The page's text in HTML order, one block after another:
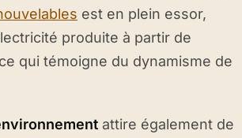
est en plein essor,
produite à partir de
qui témoigne du dynamisme de
attire également de